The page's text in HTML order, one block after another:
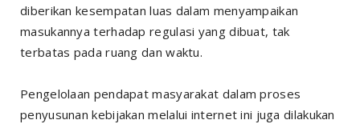
diberikan kesempatan luas dalam menyampaikan
masukannya terhadap regulasi yang dibuat, tak
terbatas pada ruang dan waktu.
Pengelolaan pendapat masyarakat dalam proses
penyusunan kebijakan melalui internet ini juga dilakukan